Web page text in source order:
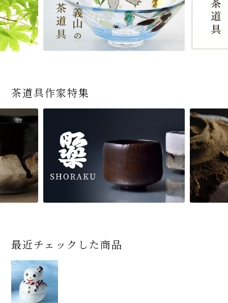
茶道具作家特集
最近チェックした商品